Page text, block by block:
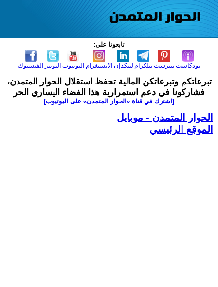
تابعونا على:
الفيسبوك التويتر اليوتيوب الانستغرام لينكدإن تيلكرامبنترست بودكاست
تبرعاتكم وتبرعاتكن المالية تحفظ استقلال الحوار المتمدن،
فشاركونا في دعم استمرارية هذا الفضاء اليساري الحر
[اشترك في قناة ‫«الحوار المتمدن» على اليوتيوب]
الحوار المتمدن - موبايل
الموقع الرئيسي